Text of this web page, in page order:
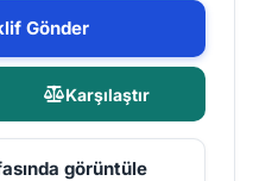
Gönder
Karşılaştır
görüntüle